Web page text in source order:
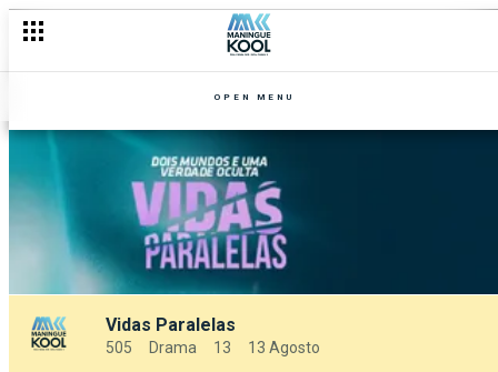
OPEN MENU
Vidas Paralelas
505 Drama 13 13 Agosto